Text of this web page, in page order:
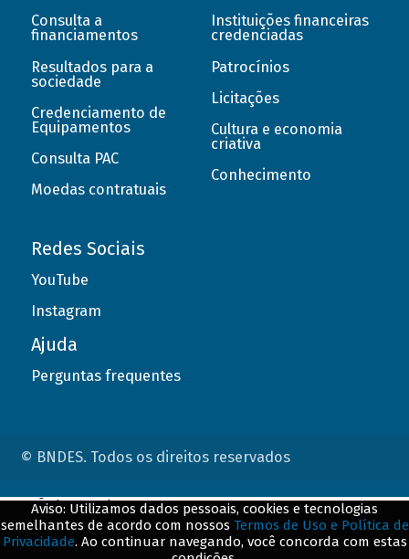
Consulta a
financiamentos
Resultados para a
sociedade
Credenciamento de
Equipamentos
Consulta PAC
Moedas contratuais
Instituições financeiras
credenciadas
Patrocínios
Licitações
Cultura e economia
criativa
Conhecimento
Redes Sociais
YouTube
Instagram
Ajuda
Perguntas frequentes
© BNDES. Todos os direitos reservados
Aviso: Utilizamos dados pessoais, cookies e tecnologias
semelhantes de acordo com nossos Termos de Uso e Política de
Privacidade. Ao continuar navegando, você concorda com estas
ConteÃºdo complementar
${title}${badge}